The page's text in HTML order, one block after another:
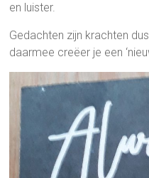
en luister.
Gedachten zijn krachten
daarmee creëer je een